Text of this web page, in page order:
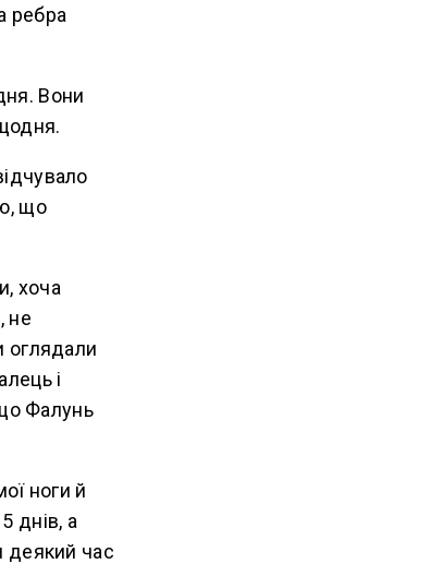
ребра
Вони
що
хоча
не
оглядали
і
Фалунь
ноги й
днів, а
деякий час